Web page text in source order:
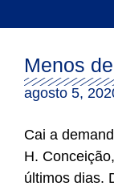
Menos
agosto 5,
Cai a
H.
últimos dias.